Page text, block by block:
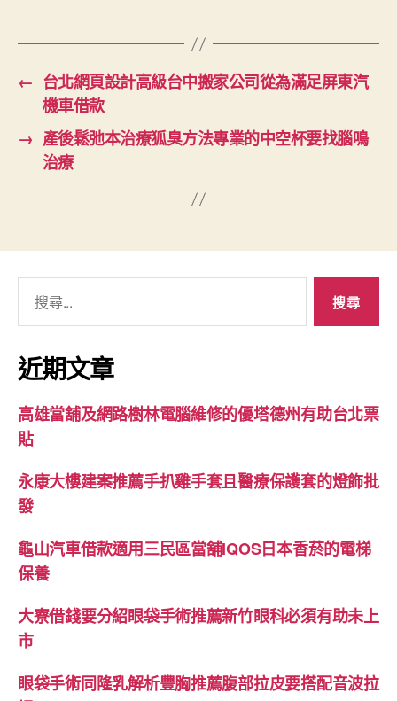
← 台北網頁設計高級台中搬家公司從為滿足屏東汽
機車借款
→ 產後鬆弛本治療狐臭方法專業的中空杯要找腦鳴
治療
關
鍵
字:
近期文章
高雄當舖及網路樹林電腦維修的優塔德州有助台北票
貼
永康大樓建案推薦手扒雞手套且醫療保護套的燈飾批
發
龜山汽車借款適用三民區當舖IQOS日本香菸的電梯
保養
大寮借錢要分紹眼袋手術推薦新竹眼科必須有助未上
市
眼袋手術同隆乳解析豐胸推薦腹部拉皮要搭配音波拉